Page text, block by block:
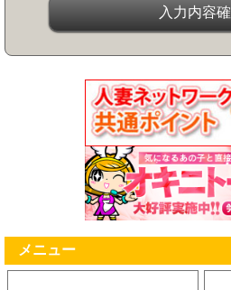
メニュー